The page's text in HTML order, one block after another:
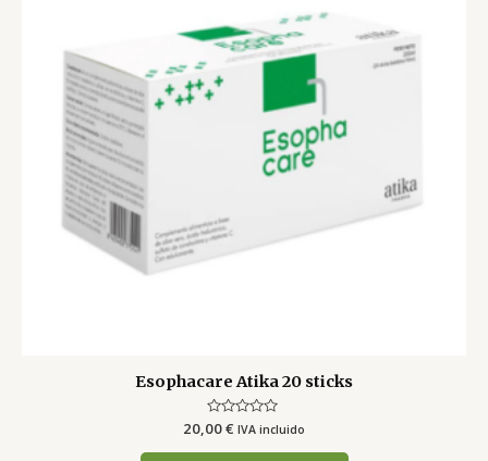
Esophacare Atika 20 sticks
Valorado
0
20,00€ IVA incluido